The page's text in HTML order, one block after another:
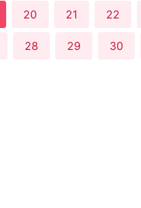
20 21 22
28 29 30